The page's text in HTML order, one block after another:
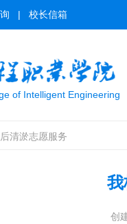
of Intelligent Engineering
| 校长信箱
我
创
清淤志愿服务